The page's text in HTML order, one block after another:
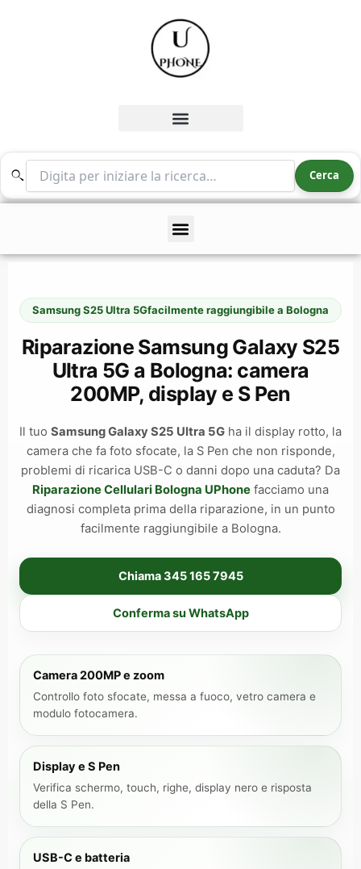
Cerca nel sito
Cerca
Samsung S25 Ultra 5Gfacilmente raggiungibile a Bologna
Riparazione Samsung Galaxy S25
Ultra 5G a Bologna: camera
200MP, display e S Pen
Il tuo Samsung Galaxy S25 Ultra 5G ha il display rotto, la
camera che fa foto sfocate, la S Pen che non risponde,
problemi di ricarica USB-C o danni dopo una caduta? Da
Riparazione Cellulari Bologna UPhone facciamo una
diagnosi completa prima della riparazione, in un punto
facilmente raggiungibile a Bologna.
Chiama 345 165 7945
Conferma su WhatsApp
Camera 200MP e zoom
Controllo foto sfocate, messa a fuoco, vetro camera e
modulo fotocamera.
Display e S Pen
Verifica schermo, touch, righe, display nero e risposta
della S Pen.
USB-C e batteria